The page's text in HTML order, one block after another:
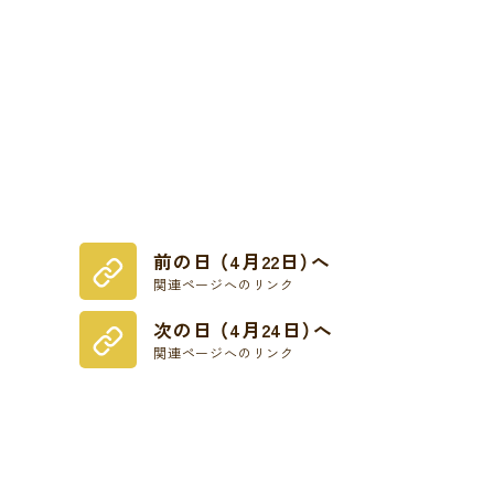
前の日 （4月22日）へ
関連ページへのリンク
次の日 （4月24日）へ
関連ページへのリンク